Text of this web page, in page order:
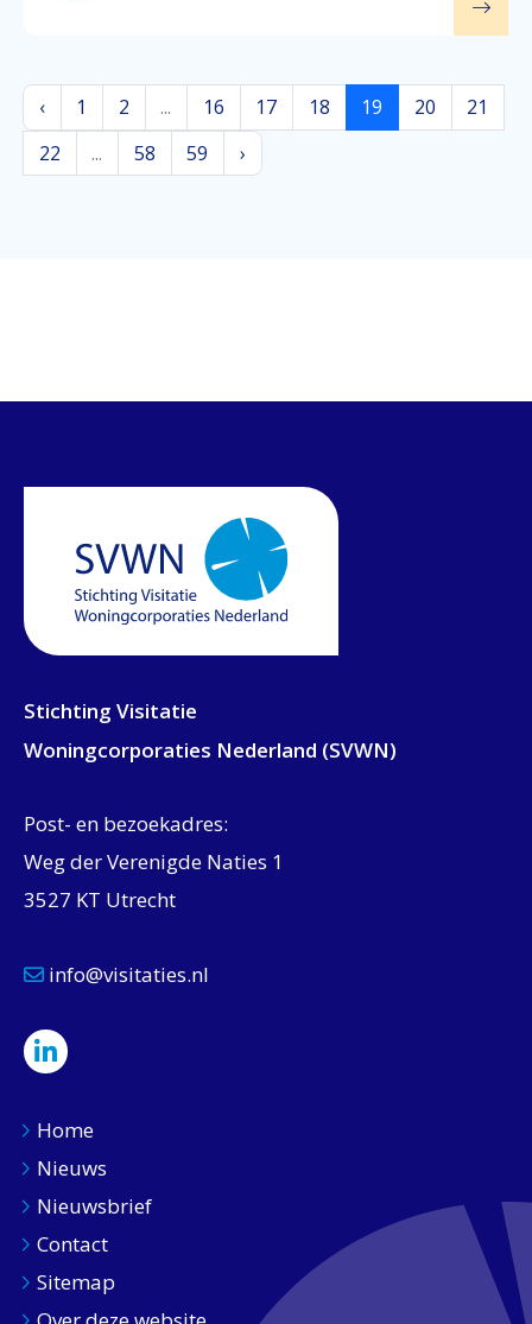
‹ 1 2 ... 16 17 18 19 20
21
22
... 58 59 ›
Stichting Visitatie
Woningcorporaties Nederland (SVWN)
Post- en bezoekadres:
Weg der Verenigde Naties 1
3527 KT Utrecht
info@visitaties.nl
Home
Nieuws
Nieuwsbrief
Contact
Sitemap